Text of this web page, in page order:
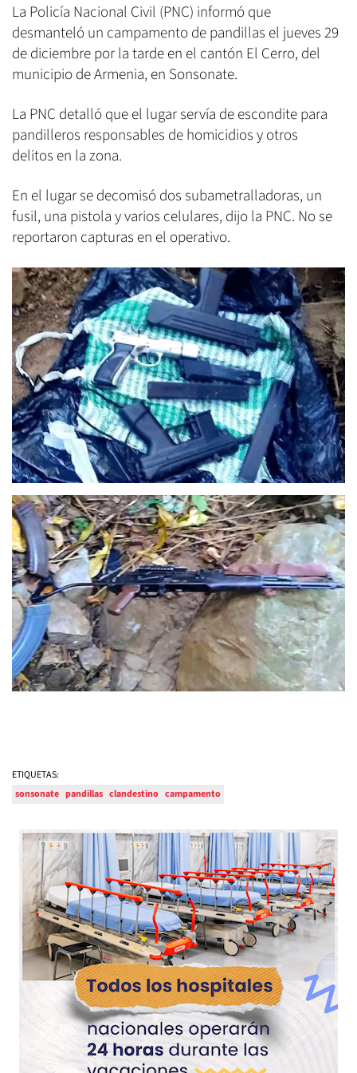
La Policía Nacional Civil (PNC) informó que
desmanteló un campamento de pandillas el jueves 29
de diciembre por la tarde en el cantón El Cerro, del
municipio de Armenia, en Sonsonate.
La PNC detalló que el lugar servía de escondite para
pandilleros responsables de homicidios y otros
delitos en la zona.
En el lugar se decomisó dos subametralladoras, un
fusil, una pistola y varios celulares, dijo la PNC. No se
reportaron capturas en el operativo.
ETIQUETAS:
sonsonate pandillas clandestino campamento